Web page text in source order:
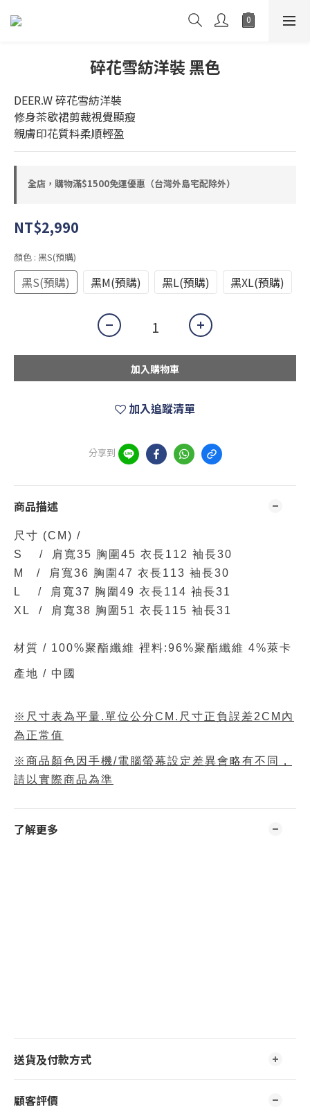
碎花雪紡洋裝 黑色
DEER.W 碎花雪紡洋裝
修身茶歇裙剪裁視覺顯瘦
親膚印花質料柔順輕盈
全店，購物滿$1500免運優惠（台灣外島宅配除外）
NT$2,990
顏色 : 黑S(預購)
黑S(預購) 黑M(預購) 黑L(預購) 黑XL(預購)
加入購物車
加入追蹤清單
分享到
商品描述
尺寸 (CM) /
S / 肩寬35 胸圍45 衣長112 袖長30
M / 肩寬36 胸圍47 衣長113 袖長30
L / 肩寬37 胸圍49 衣長114 袖長31
XL /
肩寬38 胸圍51 衣長115 袖長31
材質 / 100%聚酯纖維 裡料:96%聚酯纖維 4%萊卡
產地 / 中國
※尺寸表為平量.單位公分CM.尺寸正負誤差2CM內
為正常值
※商品顏色因手機/電腦螢幕設定差異會略有不同，
請以實際商品為準
了解更多
送貨及付款方式
顧客評價